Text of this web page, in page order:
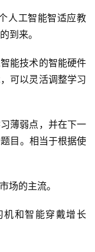
人工智能智适应教
到来。
能技术的智能硬件
可以灵活调整学习
薄弱点，并在下一
目。相当于根据使
场的主流。
机和智能穿戴增长